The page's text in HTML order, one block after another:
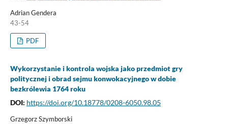
Adrian Gendera
43-54
PDF
Wykorzystanie i kontrola wojska jako przedmiot gry
politycznej i obrad sejmu konwokacyjnego w dobie
bezkrólewia 1764 roku
DOI: https://doi.org/10.18778/0208-6050.98.05
Grzegorz Szymborski